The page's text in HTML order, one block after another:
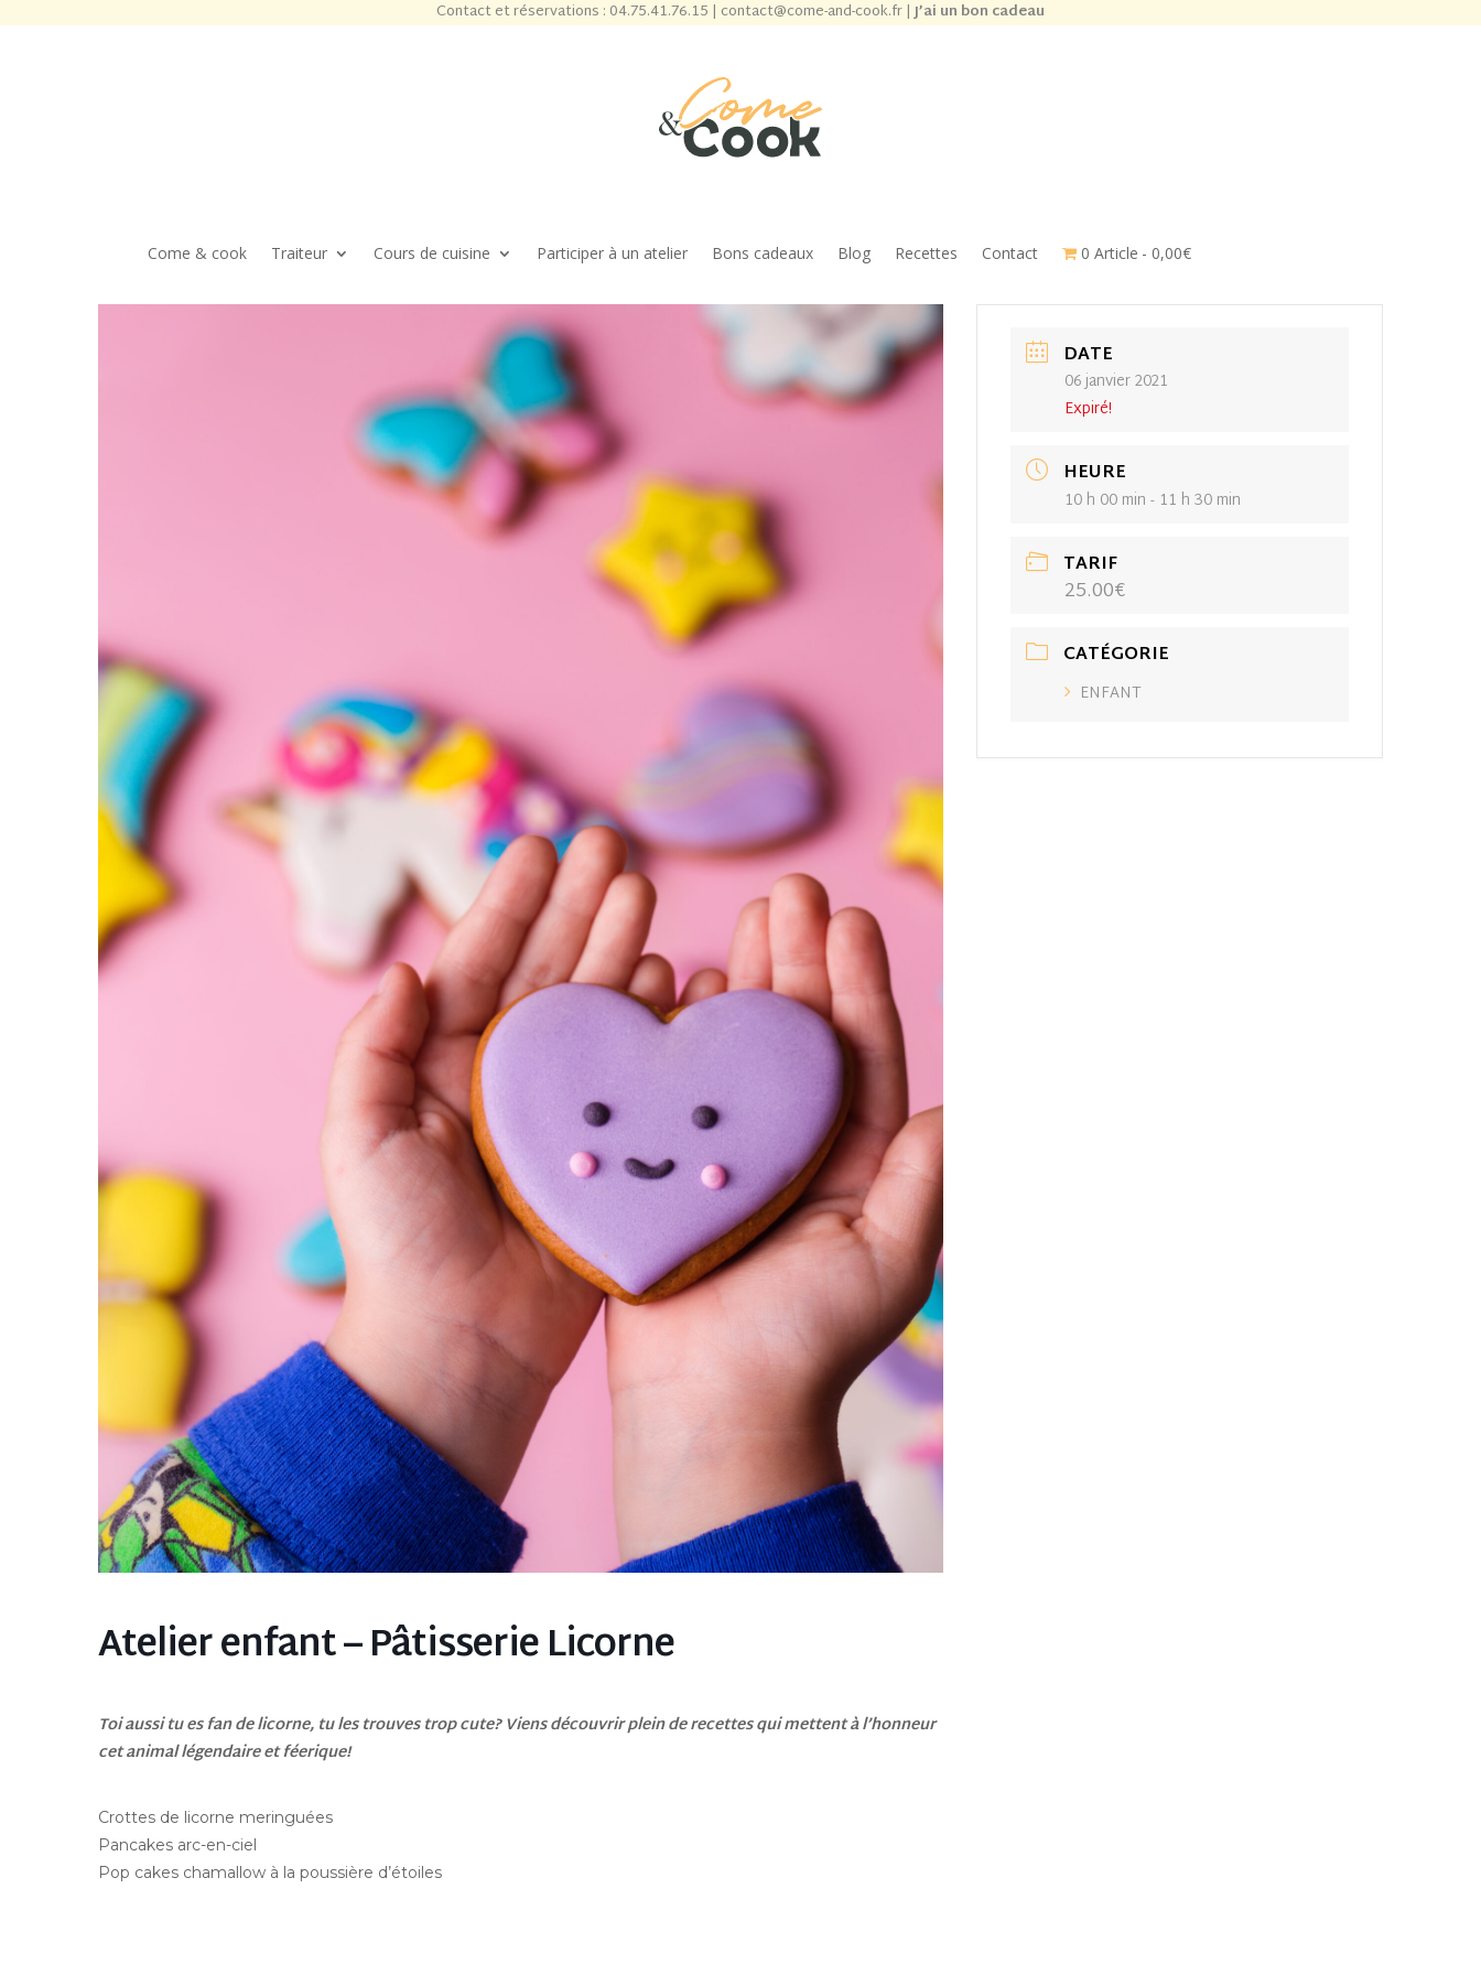
Contact et réservations : 04.75.41.76.15 | contact@come-and-cook.fr|J’ai un bon cadeau
Come & cook Traiteur Cours de cuisine Participer à un atelier Bons cadeaux Blog Recettes Contact 0 Article 0,00€
Atelier enfant – Pâtisserie Licorne
Toi aussi tu es fan de licorne, tu les trouves trop cute? Viens découvrir plein de recettes qui mettent à l’honneur
cet animal légendaire et féerique!
Crottes de licorne meringuées
Pancakes arc-en-ciel
Pop cakes chamallow à la poussière d’étoiles
DATE
06 janvier 2021
Expiré!
HEURE
10 h 00 min - 11 h 30 min
TARIF
25.00€
CATÉGORIE
ENFANT